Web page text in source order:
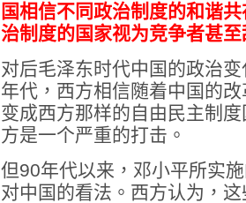
国相信不同政治制度的和谐
治制度的国家视为竞争者甚
对后毛泽东时代中国的政治
年代，西方相信随着中国的
变成西方那样的自由民主制
方是一个严重的打击。
但90年代以来，邓小平所实
对中国的看法。西方认为，